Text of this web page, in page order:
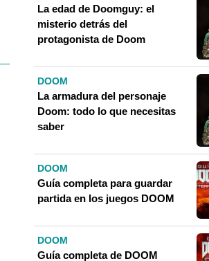
La edad de Doomguy: el
misterio detrás del
protagonista de Doom
DOOM
La armadura del personaje
Doom: todo lo que necesitas
saber
DOOM
Guía completa para guardar
partida en los juegos DOOM
DOOM
Guía completa de DOOM